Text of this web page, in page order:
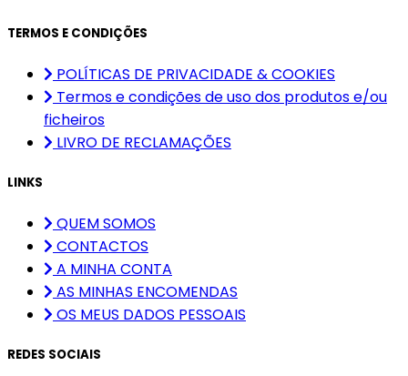
TERMOS E CONDIÇÕES
POLÍTICAS DE PRIVACIDADE & COOKIES
Termos e condições de uso dos produtos e/ou
ficheiros
LIVRO DE RECLAMAÇÕES
LINKS
QUEM SOMOS
CONTACTOS
A MINHA CONTA
AS MINHAS ENCOMENDAS
OS MEUS DADOS PESSOAIS
REDES SOCIAIS